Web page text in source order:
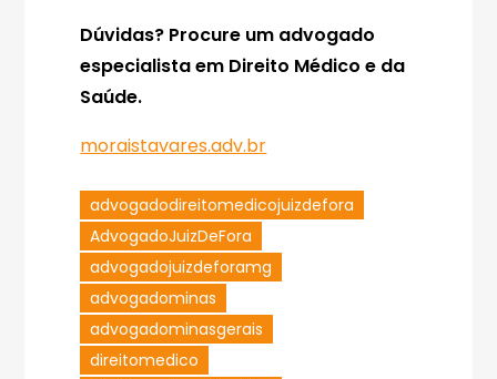
Dúvidas? Procure um advogado
especialista em Direito Médico e da
Saúde.
moraistavares.adv.br
advogadodireitomedicojuizdefora
AdvogadoJuizDeFora
advogadojuizdeforamg
advogadominas
advogadominasgerais
direitomedico